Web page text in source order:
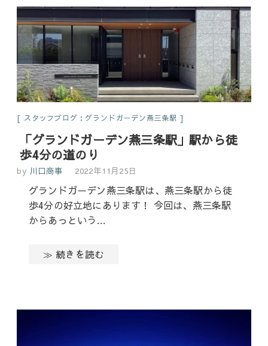
スタッフブログ：グランドガーデン燕三条駅
「グランドガーデン燕三条駅」駅から徒
歩4分の道のり
by 川口商事 2022年11月25日
グランドガーデン燕三条駅は、燕三条駅から徒
歩4分の好立地にあります！ 今回は、燕三条駅
からあっという…
≫ 続きを読む